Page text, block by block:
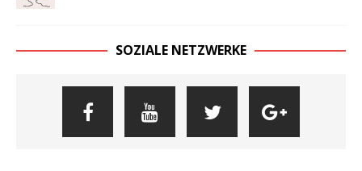
SOZIALE NETZWERKE